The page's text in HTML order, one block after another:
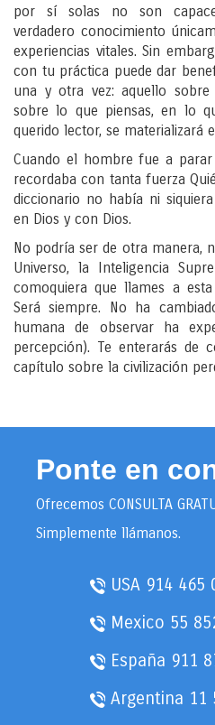
por sí solas no son
verdadero conocimiento
experiencias vitales. Sin
con tu práctica puede dar
una y otra vez: aquello
sobre lo que piensas, en lo
querido lector, se materializará
Cuando el hombre fue a
recordaba con tanta fuerza
diccionario no había ni
en Dios y con Dios.
No podría ser de otra manera,
Universo, la Inteligencia
comoquiera que llames a
Será siempre. No ha
humana de observar ha
percepción). Te enterarás de
capítulo sobre la civilización
Ponte en
Ofrecemos CONSULTA
Simplemente llámanos.
USA 914 465
Mexico 55
España 911
Argentina 11